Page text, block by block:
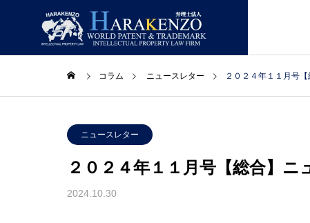
取扱業務
事務所情報
コラム
コラム ニュースレター ２０２４年１１月号
ニュースレター
２０２４年１１月号【総合】ニ
2024.10.30